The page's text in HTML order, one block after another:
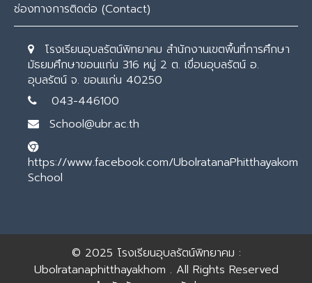
ช่องทางการติดต่อ (Contact)
โรงเรียนอุบลรัตน์พิทยาคม สำนักงานเขตพื้นที่การศึกษา
มัธยมศึกษาขอนแก่น 316 หมู่ 2 ต. เขื่อนอุบลรัตน์ อ.
อุบลรัตน์ จ. ขอนแก่น 40250
043-446100
School@ubr.ac.th
https://www.facebook.com/UbolratanaPhitthayakom
School
© 2025 โรงเรียนอุบลรัตน์พิทยาคม :
Ubolratanaphitthayakhom . All Rights Reserved